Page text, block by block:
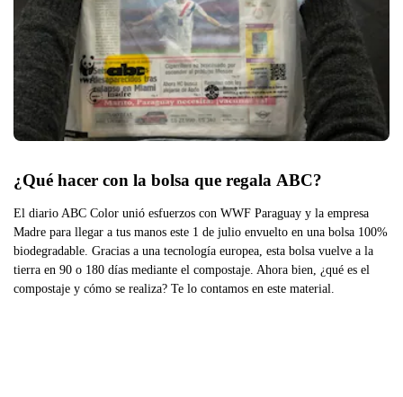
¿Qué hacer con la bolsa que regala ABC?
El diario ABC Color unió esfuerzos con WWF Paraguay y la empresa
Madre para llegar a tus manos este 1 de julio envuelto en una bolsa 100%
biodegradable. Gracias a una tecnología europea, esta bolsa vuelve a la
tierra en 90 o 180 días mediante el compostaje. Ahora bien, ¿qué es el
compostaje y cómo se realiza? Te lo contamos en este material.